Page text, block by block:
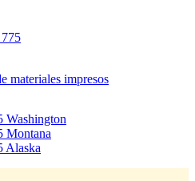
materiales impresos
Washington
Montana
Alaska